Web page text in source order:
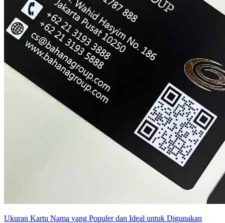
Ukuran Kartu Nama yang Populer dan Ideal untuk Digunakan